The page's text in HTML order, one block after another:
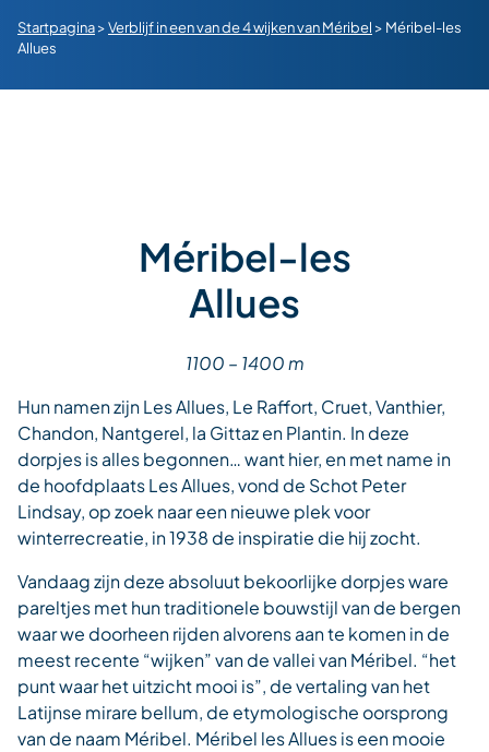
Startpagina>Verblijf in een van de 4 wijken van Méribel > Méribel-les
Allues
Méribel-les
Allues
1100 – 1400 m
Hun namen zijn Les Allues, Le Raffort, Cruet, Vanthier,
Chandon, Nantgerel, la Gittaz en Plantin. In deze
dorpjes is alles begonnen… want hier, en met name in
de hoofdplaats Les Allues, vond de Schot Peter
Lindsay, op zoek naar een nieuwe plek voor
winterrecreatie, in 1938 de inspiratie die hij zocht.
Vandaag zijn deze absoluut bekoorlijke dorpjes ware
pareltjes met hun traditionele bouwstijl van de bergen
waar we doorheen rijden alvorens aan te komen in de
meest recente “wijken” van de vallei van Méribel. “het
punt waar het uitzicht mooi is”, de vertaling van het
Latijnse mirare bellum, de etymologische oorsprong
van de naam Méribel. Méribel les Allues is een mooie